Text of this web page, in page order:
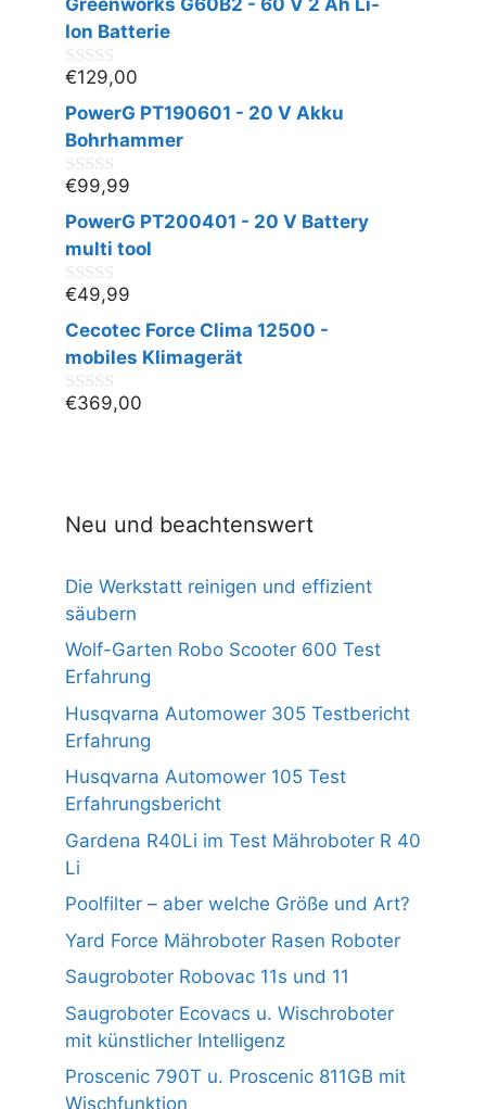
o
n
Ion Batterie
0
v
o
n
€129,00
PowerG PT190601 - 20 V Akku
Bohrhammer
0
v
o
n
€99,99
PowerG PT200401 - 20 V Battery
multi tool
0
v
o
n
€49,99
Cecotec Force Clima 12500 -
mobiles Klimagerät
0
€369,00
Neu und beachtenswert
Die Werkstatt reinigen und effizient
säubern
Wolf-Garten Robo Scooter 600 Test
Erfahrung
Husqvarna Automower 305 Testbericht
Erfahrung
Husqvarna Automower 105 Test
Erfahrungsbericht
Gardena R40Li im Test Mähroboter R 40
Li
Poolfilter – aber welche Größe und Art?
Yard Force Mähroboter Rasen Roboter
Saugroboter Robovac 11s und 11
Saugroboter Ecovacs u. Wischroboter
mit künstlicher Intelligenz
Proscenic 790T u. Proscenic 811GB mit
Wischfunktion